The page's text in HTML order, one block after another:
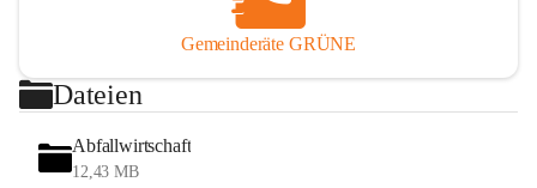
Gemeinderäte GRÜNE
Dateien
Abfallwirtschaft
12,43 MB